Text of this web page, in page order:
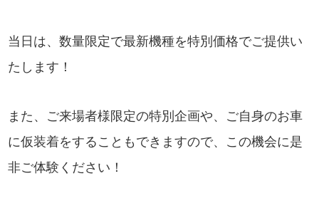
当日は、数量限定で最新機種を特別価格でご提供い
たします！
また、ご来場者様限定の特別企画や、ご自身のお車
に仮装着をすることもできますので、この機会に是
非ご体験ください！